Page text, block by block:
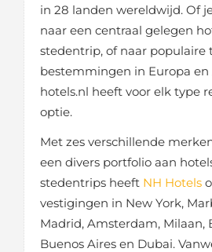
in 28 landen wereldwijd. Of
naar een centraal gelegen
stedentrip, of naar populaire
bestemmingen in Europa en
hotels.nl heeft voor elk type
optie.
Met zes verschillende
een divers portfolio aan
stedentrips heeft NH Hotels
vestigingen in New York,
Madrid, Amsterdam, Milaan,
Buenos Aires en Dubai.